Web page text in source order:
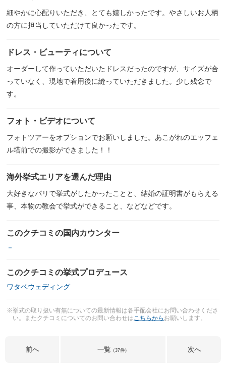
細やかに心配りいただき、とても嬉しかったです。やさしいお人柄
の方に担当していただけて良かったです。
ドレス・ビューティについて
オーダーして作っていただいたドレスだったのですが、サイズが合
っていなく、現地で着用後に縫っていただきました。少し残念で
す。
フォト・ビデオについて
フォトツアーをオプションでお願いしました。あこがれのエッフェ
ル塔前での撮影ができました！！
海外挙式エリアを選んだ理由
大好きなパリで挙式がしたかったことと、結婚の証明書がもらえる
事、本物の教会で挙式ができること、などなどです。
このクチコミの国内カウンター
－
このクチコミの挙式プロデュース
ワタベウェディング
※挙式の取り扱い有無についての最新情報は各手配会社にお問い合わせくださ
い。またクチコミについてのお問い合わせはこちらから お願いします。
前へ 一覧（37件） 次へ